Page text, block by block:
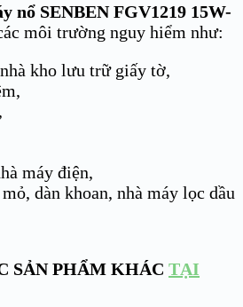
nổ SENBEN FGV1219 15W-
môi trường nguy hiểm như:
kho lưu trữ giấy tờ,
máy điện,
dàn khoan, nhà máy lọc dầu
SẢN PHẨM KHÁC TẠI